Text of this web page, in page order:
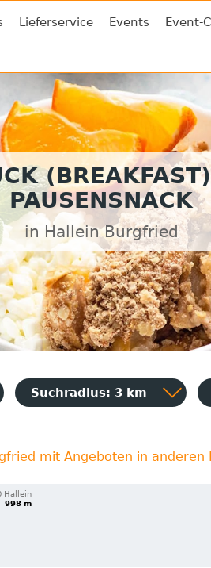
Lieferservice Events Event-
PAUSENSNACK
in Hallein Burgfried
Suchradius: 3 km
mit Angeboten in anderen
Hallein
998 m